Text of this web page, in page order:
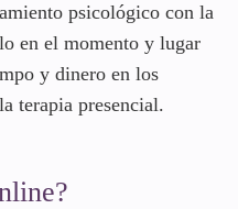
psicológico con la
en el momento y lugar
y dinero en los
terapia presencial.